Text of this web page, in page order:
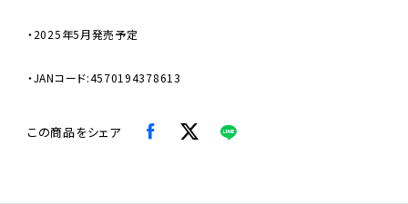
・2025年5月発売予定
・JANコード:4570194378613
この商品をシェア